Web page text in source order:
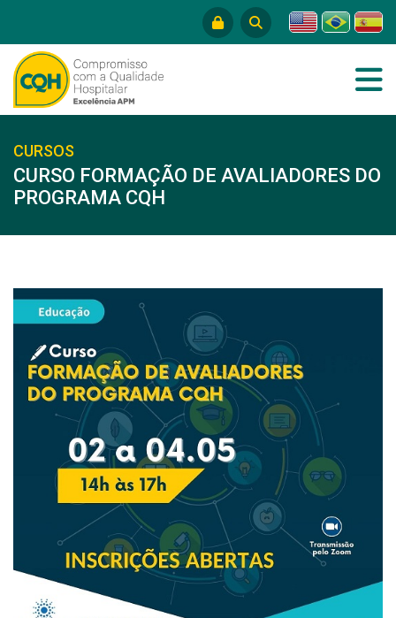
CURSOS
CURSO FORMAÇÃO DE AVALIADORES DO
PROGRAMA CQH